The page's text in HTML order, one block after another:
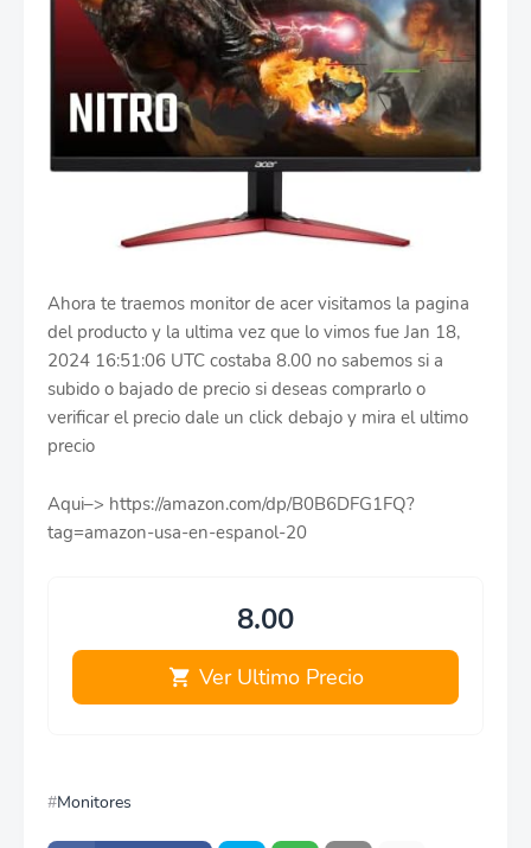
Ahora te traemos monitor de acer visitamos la pagina
del producto y la ultima vez que lo vimos fue Jan 18,
2024 16:51:06 UTC costaba 8.00 no sabemos si a
subido o bajado de precio si deseas comprarlo o
verificar el precio dale un click debajo y mira el ultimo
precio
Aqui–> https://amazon.com/dp/B0B6DFG1FQ?
tag=amazon-usa-en-espanol-20
8.00
Ver Ultimo Precio
Monitores